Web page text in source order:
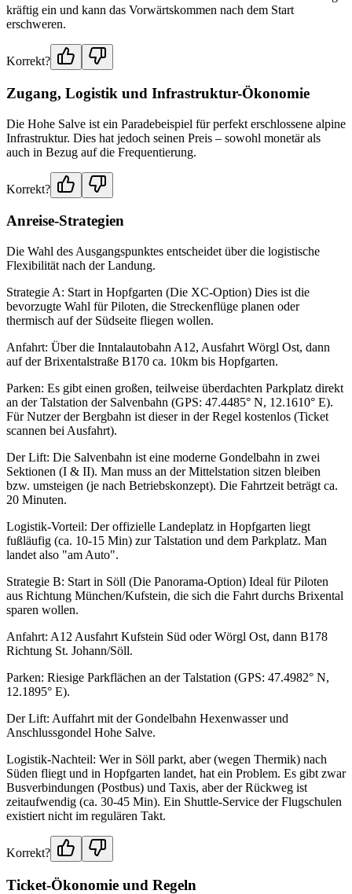
kräftig ein und kann das Vorwärtskommen nach dem Start
erschweren.
Korrekt?
Zugang, Logistik und Infrastruktur-Ökonomie
Die Hohe Salve ist ein Paradebeispiel für perfekt erschlossene alpine
Infrastruktur. Dies hat jedoch seinen Preis – sowohl monetär als
auch in Bezug auf die Frequentierung.
Korrekt?
Anreise-Strategien
Die Wahl des Ausgangspunktes entscheidet über die logistische
Flexibilität nach der Landung.
Strategie A: Start in Hopfgarten (Die XC-Option) Dies ist die
bevorzugte Wahl für Piloten, die Streckenflüge planen oder
thermisch auf der Südseite fliegen wollen.
Anfahrt: Über die Inntalautobahn A12, Ausfahrt Wörgl Ost, dann
auf der Brixentalstraße B170 ca. 10km bis Hopfgarten.
Parken: Es gibt einen großen, teilweise überdachten Parkplatz direkt
an der Talstation der Salvenbahn (GPS: 47.4485° N, 12.1610° E).
Für Nutzer der Bergbahn ist dieser in der Regel kostenlos (Ticket
scannen bei Ausfahrt).
Der Lift: Die Salvenbahn ist eine moderne Gondelbahn in zwei
Sektionen (I & II). Man muss an der Mittelstation sitzen bleiben
bzw. umsteigen (je nach Betriebskonzept). Die Fahrtzeit beträgt ca.
20 Minuten.
Logistik-Vorteil: Der offizielle Landeplatz in Hopfgarten liegt
fußläufig (ca. 10-15 Min) zur Talstation und dem Parkplatz. Man
landet also "am Auto".
Strategie B: Start in Söll (Die Panorama-Option) Ideal für Piloten
aus Richtung München/Kufstein, die sich die Fahrt durchs Brixental
sparen wollen.
Anfahrt: A12 Ausfahrt Kufstein Süd oder Wörgl Ost, dann B178
Richtung St. Johann/Söll.
Parken: Riesige Parkflächen an der Talstation (GPS: 47.4982° N,
12.1895° E).
Der Lift: Auffahrt mit der Gondelbahn Hexenwasser und
Anschlussgondel Hohe Salve.
Logistik-Nachteil: Wer in Söll parkt, aber (wegen Thermik) nach
Süden fliegt und in Hopfgarten landet, hat ein Problem. Es gibt zwar
Busverbindungen (Postbus) und Taxis, aber der Rückweg ist
zeitaufwendig (ca. 30-45 Min). Ein Shuttle-Service der Flugschulen
existiert nicht im regulären Takt.
Korrekt?
Ticket-Ökonomie und Regeln